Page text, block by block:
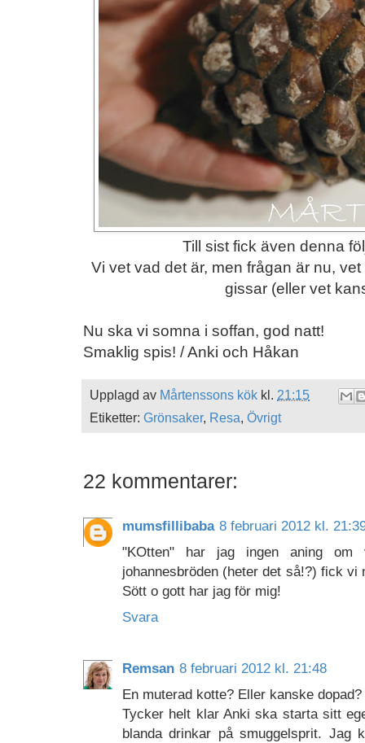
Till sist fick även denna
Vi vet vad det är, men frågan är nu,
gissar (eller vet
Nu ska vi somna i soffan, god natt!
Smaklig spis! / Anki och Håkan
Upplagd av Mårtenssons kök kl. 21:15
Etiketter: Grönsaker, Resa, Övrigt
22 kommentarer:
mumsfillibaba 8 februari 2012 kl.
"KOtten" har jag ingen aning
johannesbröden (heter det så!?) fick
Sött o gott har jag för mig!
Svara
Remsan 8 februari 2012 kl. 21:48
En muterad kotte? Eller kanske dopad?
Tycker helt klar Anki ska starta sitt
blanda drinkar på smuggelsprit.